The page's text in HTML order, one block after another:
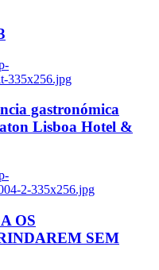
335x256.jpg
gastronómica
Lisboa Hotel &
2-335x256.jpg
OS
SEM